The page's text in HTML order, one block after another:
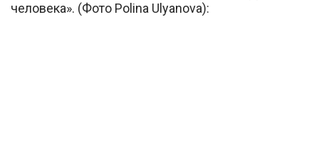
человека». (Фото Polina Ulyanova):